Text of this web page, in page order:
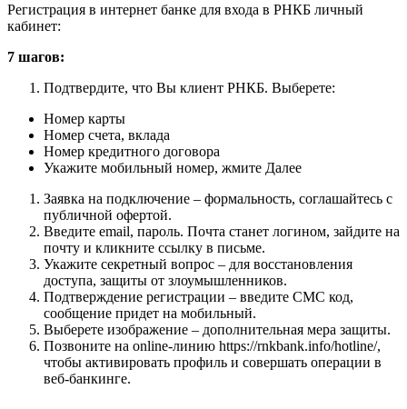
Регистрация в интернет банке для входа в РНКБ личный
кабинет:
7 шагов:
Подтвердите, что Вы клиент РНКБ. Выберете:
Номер карты
Номер счета, вклада
Номер кредитного договора
Укажите мобильный номер, жмите Далее
Заявка на подключение – формальность, соглашайтесь с
публичной офертой.
Введите email, пароль. Почта станет логином, зайдите на
почту и кликните ссылку в письме.
Укажите секретный вопрос – для восстановления
доступа, защиты от злоумышленников.
Подтверждение регистрации – введите СМС код,
сообщение придет на мобильный.
Выберете изображение – дополнительная мера защиты.
Позвоните на online-линию https://rnkbank.info/hotline/,
чтобы активировать профиль и совершать операции в
веб-банкинге.